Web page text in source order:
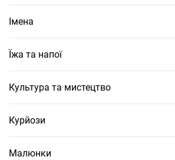
Імена
Їжа та напої
Культура та мистецтво
Курйози
Малюнки